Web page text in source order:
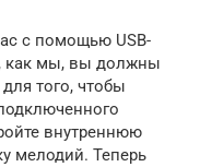
с помощью USB-
как мы, вы должны
для того, чтобы
внутреннюю
мелодий. Теперь